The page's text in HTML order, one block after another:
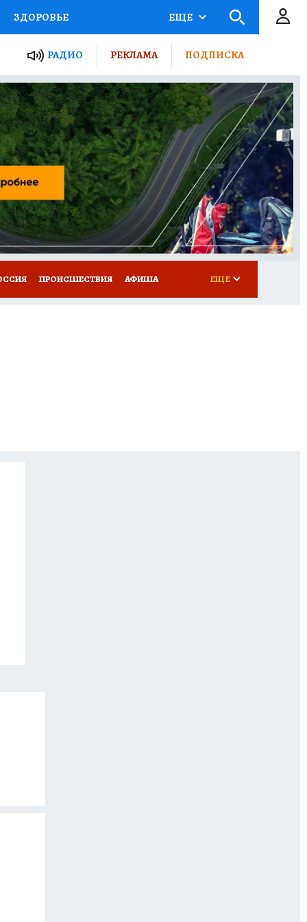
ЗДОРОВЬЕ
РОССИИ
ПУТЕВОДИТЕЛЬ
ТУРИЗМ
ПОТРЕБИТЕЛЯ ВСЕ О КП
ЕЩЕ
РАДИО РЕКЛАМА ПОДПИСКА
ПРОИСШЕСТВИЯ АФИША ЕЩЕ